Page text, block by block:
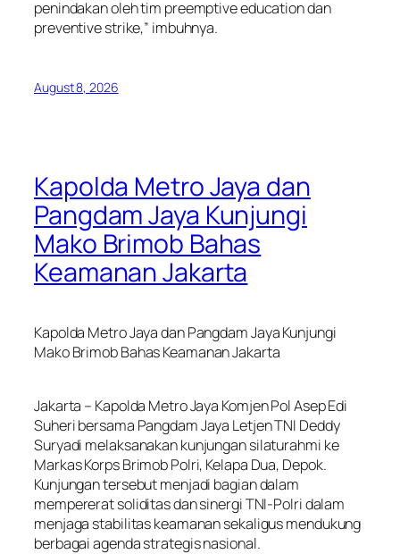
penindakan oleh tim preemptive education dan
preventive strike,” imbuhnya.
August 8, 2026
Kapolda Metro Jaya dan
Pangdam Jaya Kunjungi
Mako Brimob Bahas
Keamanan Jakarta
Kapolda Metro Jaya dan Pangdam Jaya Kunjungi
Mako Brimob Bahas Keamanan Jakarta
Jakarta – Kapolda Metro Jaya Komjen Pol Asep Edi
Suheri bersama Pangdam Jaya Letjen TNI Deddy
Suryadi melaksanakan kunjungan silaturahmi ke
Markas Korps Brimob Polri, Kelapa Dua, Depok.
Kunjungan tersebut menjadi bagian dalam
mempererat soliditas dan sinergi TNI-Polri dalam
menjaga stabilitas keamanan sekaligus mendukung
berbagai agenda strategis nasional.